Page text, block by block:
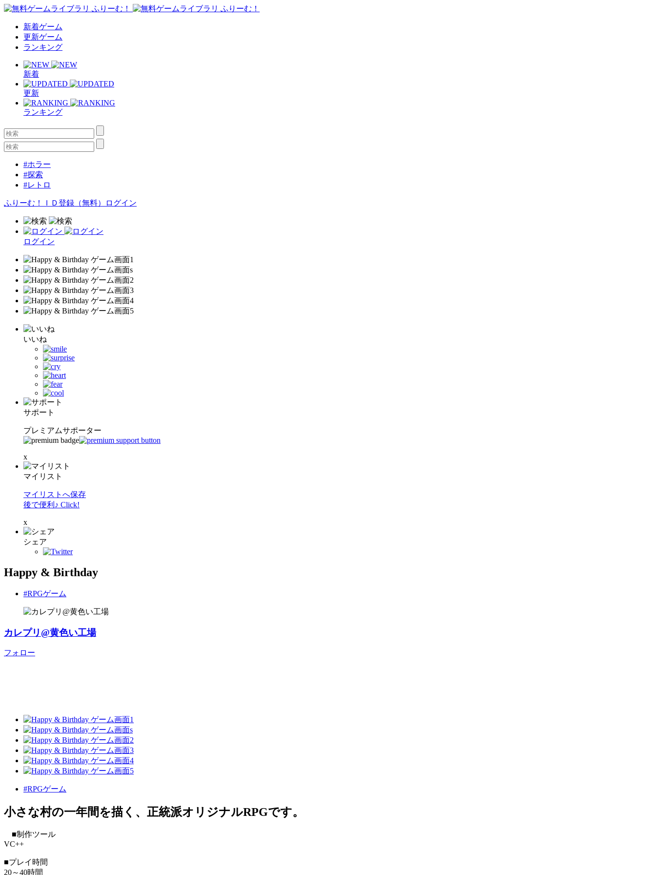
新着ゲーム
更新ゲーム
ランキング
新着
更新
ランキング
#ホラー
#探索
#レトロ
ふりーむ！ＩＤ登録（無料） ログイン
ログイン
いいね
サポート
プレミアムサポーター
x
マイリスト
マイリストへ保存
後で便利♪ Click!
x
シェア
Happy & Birthday
#RPGゲーム
カレプリ@黄色い工場
フォロー
#RPGゲーム
小さな村の一年間を描く、正統派オリジナルRPGです。
■制作ツール
VC++
■プレイ時間
20～40時間